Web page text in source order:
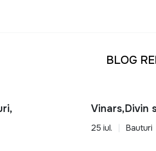
BLOG
Vinars,Divin
25 iul. Bauturi